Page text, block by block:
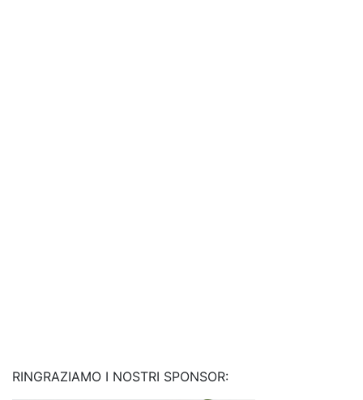
RINGRAZIAMO I NOSTRI SPONSOR: